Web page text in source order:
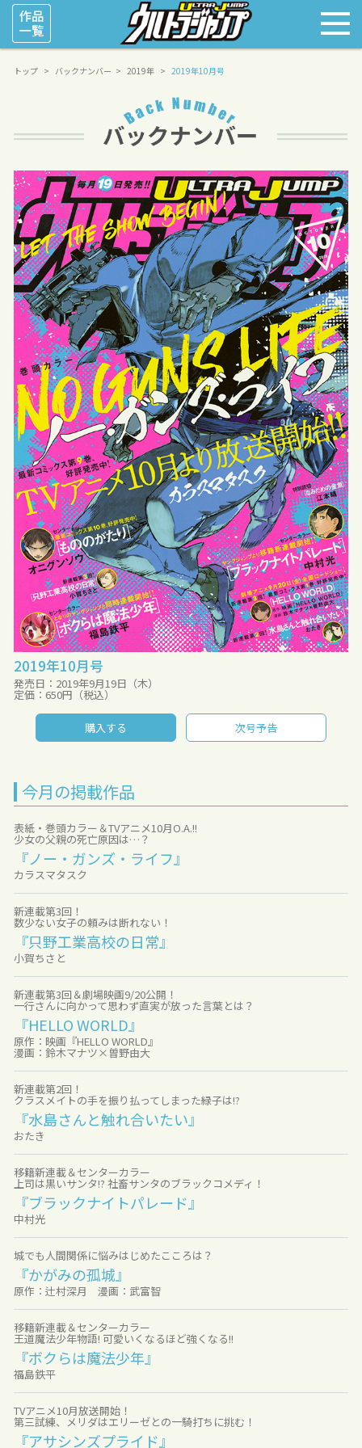
トップ バックナンバー 2019年 2019年10月号
2019年10月号
発売日：2019年9月19日（木）
定価：650円（税込）
購入する 次号予告
今月の掲載作品
表紙・巻頭カラー＆TVアニメ10月O.A.!!
少女の父親の死亡原因は…？
『ノー・ガンズ・ライフ』
カラスマタスク
新連載第3回！
数少ない女子の頼みは断れない！
『只野工業高校の日常』
小賀ちさと
新連載第3回＆劇場映画9/20公開！
一行さんに向かって思わず直実が放った言葉とは？
『HELLO WORLD』
原作：映画『HELLO WORLD』
漫画：鈴木マナツ×曽野由大
新連載第2回！
クラスメイトの手を振り払ってしまった緑子は!?
『水島さんと触れ合いたい』
おたき
移籍新連載＆センターカラー
上司は黒いサンタ!? 社畜サンタのブラックコメディ！
『ブラックナイトパレード』
中村光
城でも人間関係に悩みはじめたこころは？
『かがみの孤城』
原作：辻村深月 漫画：武富智
移籍新連載＆センターカラー
王道魔法少年物語! 可愛いくなるほど強くなる!!
『ボクらは魔法少年』
福島鉄平
TVアニメ10月放送開始！
第三試練、メリダはエリーゼとの一騎打ちに挑む！
『アサシンズプライド』